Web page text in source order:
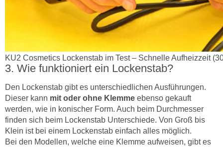
KU2 Cosmetics Lockenstab im Test – Schnelle Aufheizzeit
Wie funktioniert ein Lockenstab?
Den Lockenstab gibt es unterschiedlichen Ausführungen.
Dieser kann mit oder ohne Klemme ebenso gekauft
werden, wie in konischer Form. Auch beim Durchmesser
finden sich beim Lockenstab Unterschiede. Von Groß bis
Klein ist bei einem Lockenstab einfach alles möglich.
Bei den Modellen, welche eine Klemme aufweisen, gibt es